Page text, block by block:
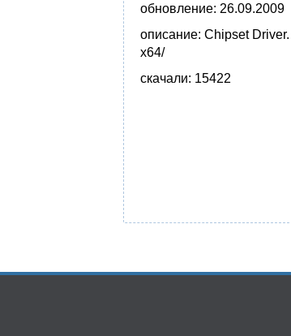
обновление: 26.09.2009
описание: Chipset
x64/
скачали: 15422